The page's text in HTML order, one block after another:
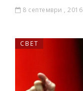
8 септември , 2016
СВЕТ